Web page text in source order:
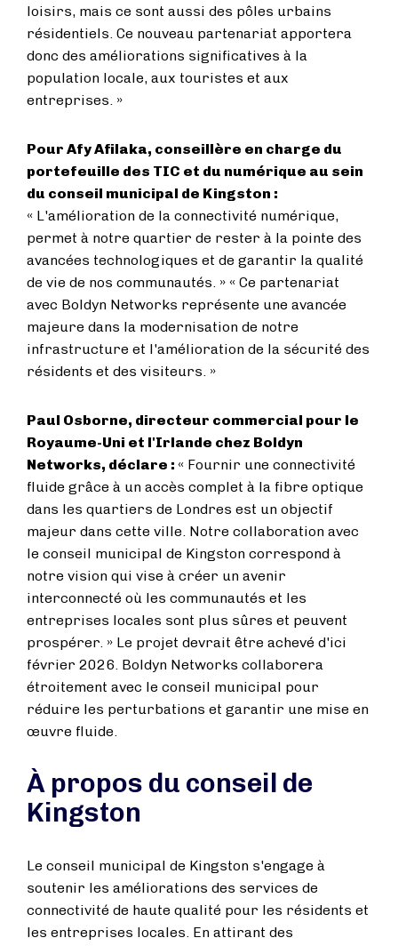
loisirs, mais ce sont aussi des pôles urbains
résidentiels. Ce nouveau partenariat apportera
donc des améliorations significatives à la
population locale, aux touristes et aux
entreprises. »
Pour Afy Afilaka, conseillère en charge du
portefeuille des TIC et du numérique au sein
du conseil municipal de Kingston :
« L'amélioration de la connectivité numérique,
permet à notre quartier de rester à la pointe des
avancées technologiques et de garantir la qualité
de vie de nos communautés. » « Ce partenariat
avec Boldyn Networks représente une avancée
majeure dans la modernisation de notre
infrastructure et l'amélioration de la sécurité des
résidents et des visiteurs. »
Paul Osborne, directeur commercial pour le
Royaume-Uni et l'Irlande chez Boldyn
Networks, déclare : « Fournir une connectivité
fluide grâce à un accès complet à la fibre optique
dans les quartiers de Londres est un objectif
majeur dans cette ville. Notre collaboration avec
le conseil municipal de Kingston correspond à
notre vision qui vise à créer un avenir
interconnecté où les communautés et les
entreprises locales sont plus sûres et peuvent
prospérer. » Le projet devrait être achevé d'ici
février 2026. Boldyn Networks collaborera
étroitement avec le conseil municipal pour
réduire les perturbations et garantir une mise en
œuvre fluide.
À propos du conseil de
Kingston
Le conseil municipal de Kingston s'engage à
soutenir les améliorations des services de
connectivité de haute qualité pour les résidents et
les entreprises locales. En attirant des